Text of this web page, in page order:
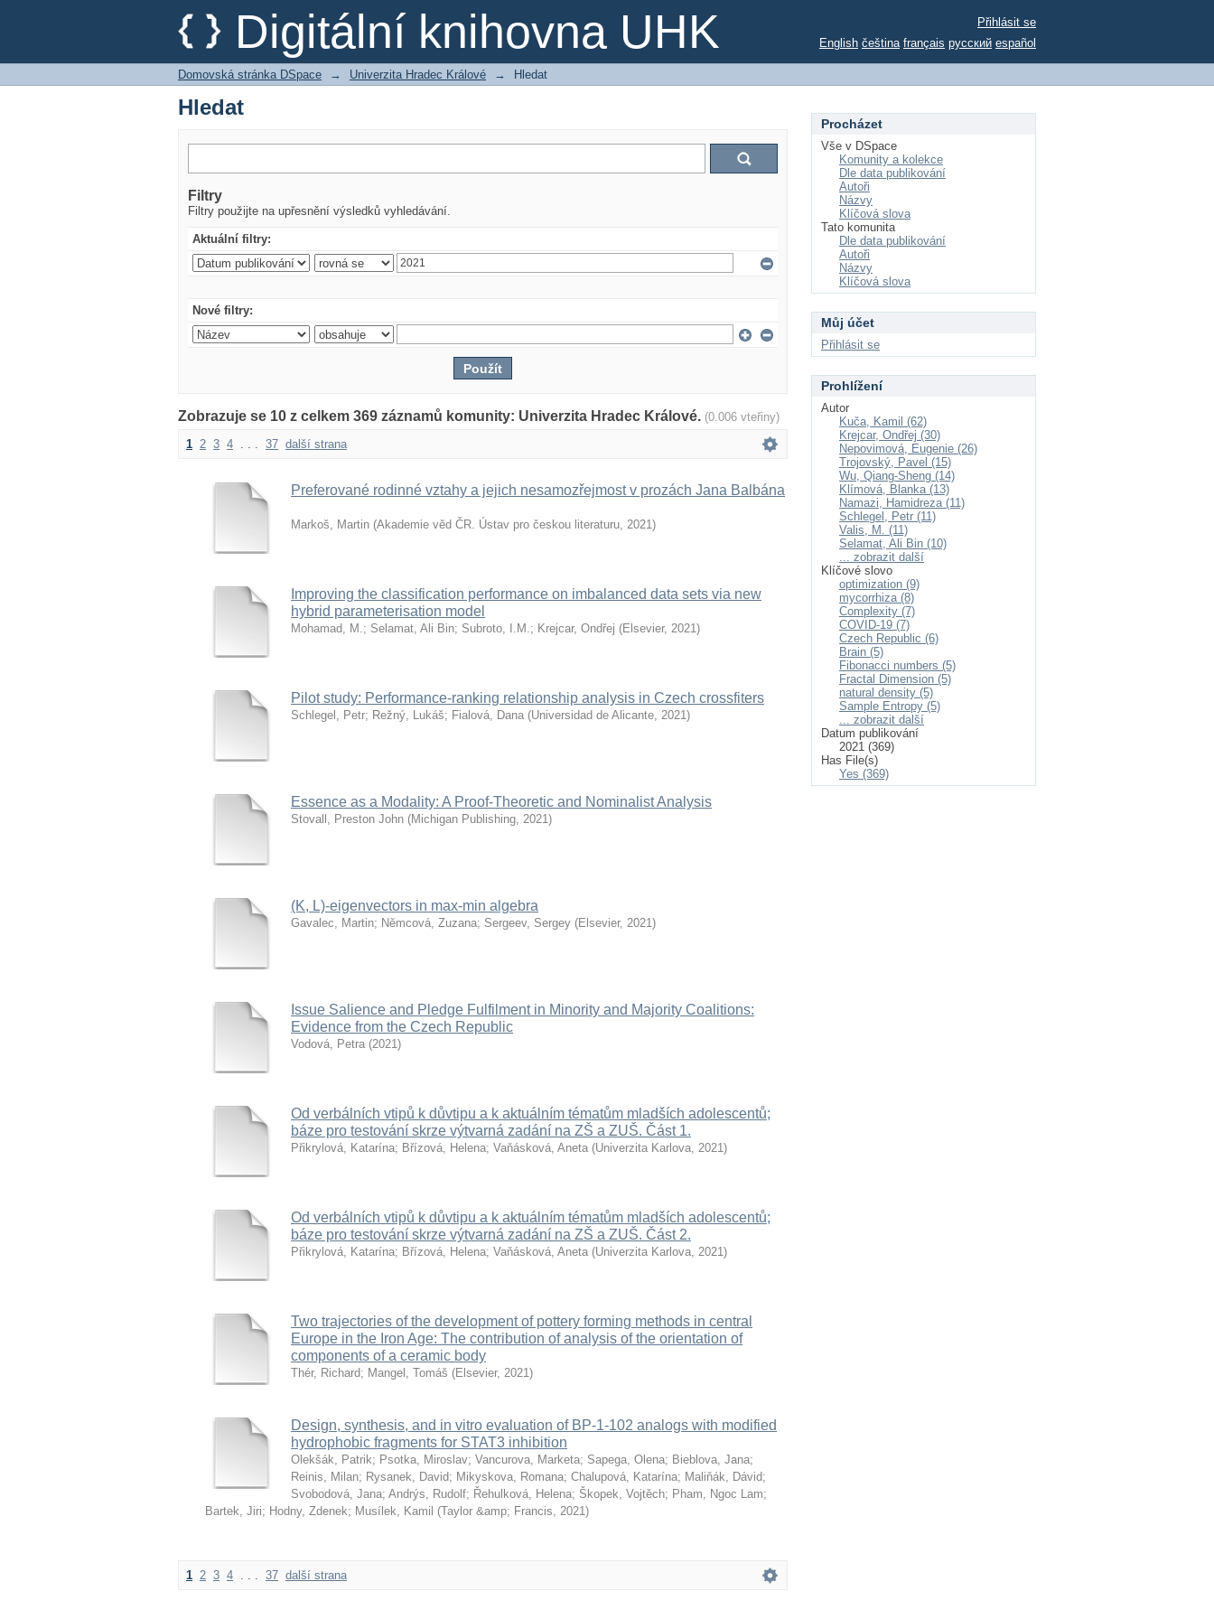
Digitální knihovna UHK
Hledat
Přihlásit se
English čeština français русский español
Domovská stránka DSpace → Univerzita Hradec Králové → Hledat
Hledat
Filtry
Filtry použijte na upřesnění výsledků vyhledávání.
Aktuální filtry:
Nové filtry:
Zobrazuje se 10 z celkem 369 záznamů komunity: Univerzita Hradec Králové. (0.006 vteřiny)
1 2 3 4 . . . 37 další strana
Preferované rodinné vztahy a jejich nesamozřejmost v prozách Jana Balbána
Markoš, Martin (Akademie věd ČR. Ústav pro českou literaturu, 2021)
Improving the classification performance on imbalanced data sets via new
hybrid parameterisation model
Mohamad, M.; Selamat, Ali Bin; Subroto, I.M.; Krejcar, Ondřej (Elsevier, 2021)
Pilot study: Performance-ranking relationship analysis in Czech crossfiters
Schlegel, Petr; Režný, Lukáš; Fialová, Dana (Universidad de Alicante, 2021)
Essence as a Modality: A Proof-Theoretic and Nominalist Analysis
Stovall, Preston John (Michigan Publishing, 2021)
(K, L)-eigenvectors in max-min algebra
Gavalec, Martin; Němcová, Zuzana; Sergeev, Sergey (Elsevier, 2021)
Issue Salience and Pledge Fulfilment in Minority and Majority Coalitions:
Evidence from the Czech Republic
Vodová, Petra (2021)
Od verbálních vtipů k důvtipu a k aktuálním tématům mladších adolescentů;
báze pro testování skrze výtvarná zadání na ZŠ a ZUŠ. Část 1.
Přikrylová, Katarína; Břízová, Helena; Vaňásková, Aneta (Univerzita Karlova, 2021)
Od verbálních vtipů k důvtipu a k aktuálním tématům mladších adolescentů;
báze pro testování skrze výtvarná zadání na ZŠ a ZUŠ. Část 2.
Přikrylová, Katarína; Břízová, Helena; Vaňásková, Aneta (Univerzita Karlova, 2021)
Two trajectories of the development of pottery forming methods in central
Europe in the Iron Age: The contribution of analysis of the orientation of
components of a ceramic body
Thér, Richard; Mangel, Tomáš (Elsevier, 2021)
Design, synthesis, and in vitro evaluation of BP-1-102 analogs with modified
hydrophobic fragments for STAT3 inhibition
Olekšák, Patrik; Psotka, Miroslav; Vancurova, Marketa; Sapega, Olena; Bieblova, Jana;
Reinis, Milan; Rysanek, David; Mikyskova, Romana; Chalupová, Katarína; Maliňák, Dávid;
Svobodová, Jana; Andrýs, Rudolf; Řehulková, Helena; Škopek, Vojtěch; Pham, Ngoc Lam;
Bartek, Jiri; Hodny, Zdenek; Musílek, Kamil (Taylor &amp; Francis, 2021)
1 2 3 4 . . . 37 další strana
Procházet
Vše v DSpace
Komunity a kolekce
Dle data publikování
Autoři
Názvy
Klíčová slova
Tato komunita
Dle data publikování
Autoři
Názvy
Klíčová slova
Můj účet
Přihlásit se
Prohlížení
Autor
Kuča, Kamil (62)
Krejcar, Ondřej (30)
Nepovimová, Eugenie (26)
Trojovský, Pavel (15)
Wu, Qiang-Sheng (14)
Klímová, Blanka (13)
Namazi, Hamidreza (11)
Schlegel, Petr (11)
Valis, M. (11)
Selamat, Ali Bin (10)
... zobrazit další
Klíčové slovo
optimization (9)
mycorrhiza (8)
Complexity (7)
COVID-19 (7)
Czech Republic (6)
Brain (5)
Fibonacci numbers (5)
Fractal Dimension (5)
natural density (5)
Sample Entropy (5)
... zobrazit další
Datum publikování
2021 (369)
Has File(s)
Yes (369)